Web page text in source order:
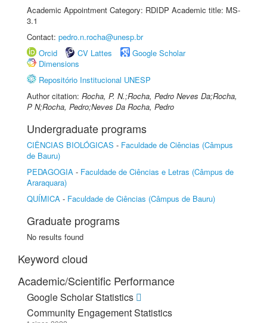
Academic Appointment Category: RDIDP Academic title: MS-
3.1
Contact: pedro.n.rocha@unesp.br
Orcid
CV Lattes
Google Scholar
Dimensions
Repositório Institucional UNESP
Author citation: Rocha, P. N.;Rocha, Pedro Neves Da;Rocha,
P N;Rocha, Pedro;Neves Da Rocha, Pedro
Undergraduate programs
CIÊNCIAS BIOLÓGICAS - Faculdade de Ciências (Câmpus
de Bauru)
PEDAGOGIA - Faculdade de Ciências e Letras (Câmpus de
Araraquara)
QUÍMICA - Faculdade de Ciências (Câmpus de Bauru)
Graduate programs
No results found
Keyword cloud
Academic/Scientific Performance
Google Scholar Statistics
Community Engagement Statistics